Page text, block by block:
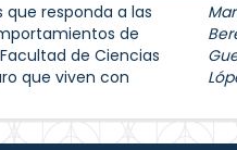
responda a las
de
de Ciencias
que viven con